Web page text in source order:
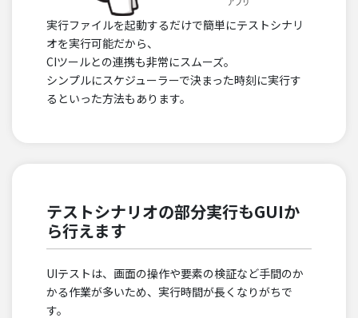
実行ファイルを起動するだけで簡単にテストシナリ
オを実行可能だから、
CIツールとの連携も非常にスムーズ。
シンプルにスケジューラーで決まった時刻に実行す
るといった方法もあります。
テストシナリオの部分実行もGUIか
ら行えます
UIテストは、画面の操作や要素の検証など手間のか
かる作業が多いため、実行時間が長くなりがちで
す。